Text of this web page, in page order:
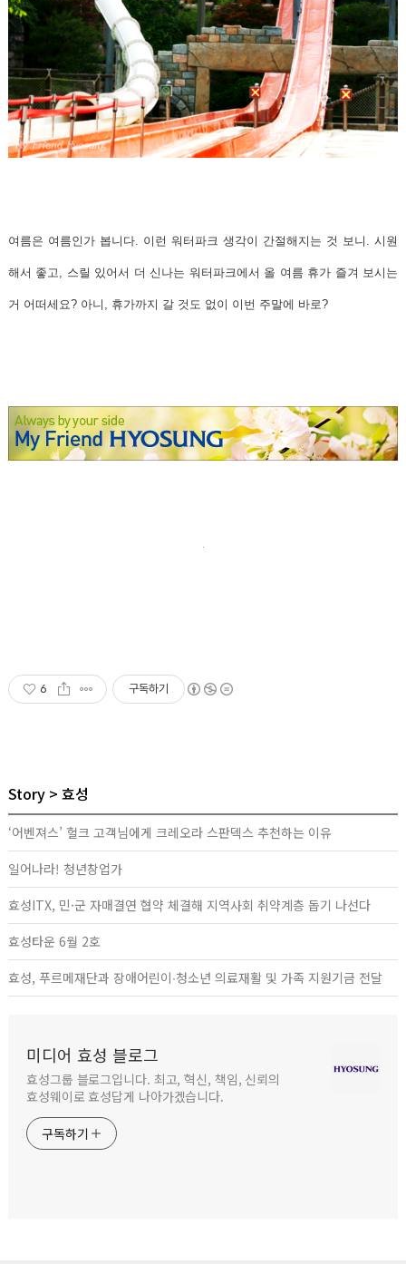
여름은 여름인가 봅니다. 이런 워터파크 생각이 간절해지는 것 보니. 시원
해서 좋고, 스릴 있어서 더 신나는 워터파크에서 올 여름 휴가 즐겨 보시는
거 어떠세요? 아니, 휴가까지 갈 것도 없이 이번 주말에 바로?
6 구독하기
Story 효성
‘어벤져스’ 헐크 고객님에게 크레오라 스판덱스 추천하는 이유
일어나라! 청년창업가
효성ITX, 민·군 자매결연 협약 체결해 지역사회 취약계층 돕기 나선다
효성타운 6월 2호
효성, 푸르메재단과 장애어린이∙청소년 의료재활 및 가족 지원기금 전달
미디어 효성 블로그
효성그룹 블로그입니다. 최고, 혁신, 책임, 신뢰의
효성웨이로 효성답게 나아가겠습니다.
구독하기